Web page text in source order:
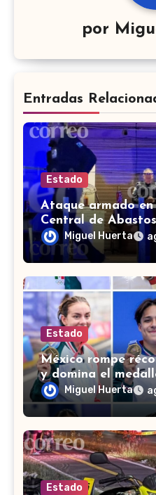
por
Entradas
Estado
Ataque armado
Central de
muerto en León
Miguel Huerta
Estado
México rompe
y domina el
Domingo 2026
Miguel Huerta
Estado